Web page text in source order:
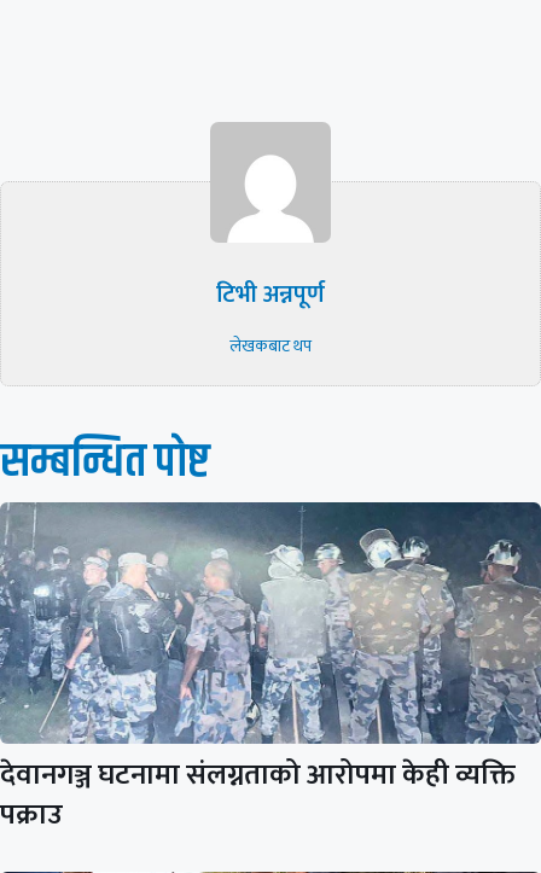
टिभी अन्नपूर्ण
लेखकबाट थप
सम्बन्धित पाेष्ट
देवानगञ्ज घटनामा संलग्नताको आरोपमा केही व्यक्ति
पक्राउ